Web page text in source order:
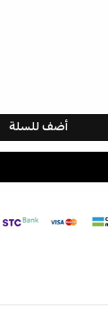
أضف للسلة